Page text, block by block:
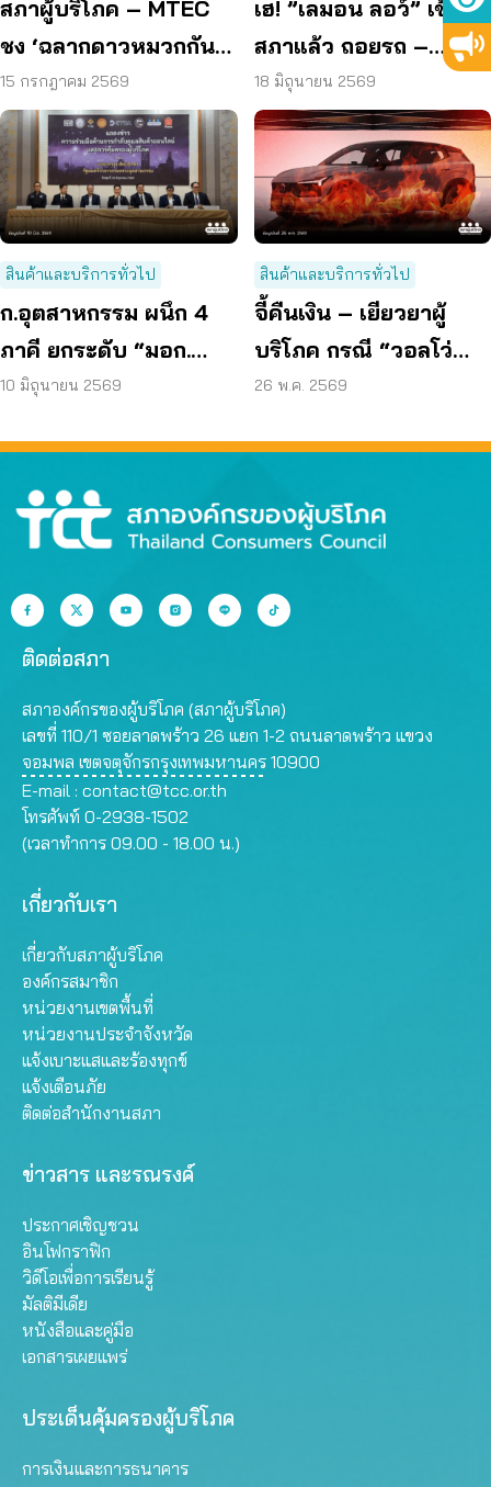
สภาผู้บริโภค – MTEC
ชง ‘ฉลากดาวหมวกกันน็
อก’ ยกระดับความ
ปลอดภัยผู้บริโภค
15 กรกฎาคม 2569
เฮ! ”เลมอน ลอว์” เข้า
สภาแล้ว ถอยรถ –
เครื่องไฟฟ้าใหม่พัง ได้
เปลี่ยน – คืนเงิน
18 มิถุนายน 2569
สินค้าและบริการทั่วไป
ก.อุตสาหกรรม ผนึก 4
ภาคี ยกระดับ “มอก.
Watch” สกัดสินค้า
10 มิถุนายน 2569
สินค้าและบริการทั่วไป
จี้คืนเงิน – เยียวยาผู้
บริโภค กรณี “วอลโว่
EX30” ส่งหนังสือถึง
26 พ.ค. 2569
ติดต่อสภา
สภาองค์กรของผู้บริโภค (สภาผู้บริโภค)
เลขที่ 110/1 ซอยลาดพร้าว 26 แยก 1-2 ถนนลาดพร้าว แขวง
จอมพล เขตจตุจักรกรุงเทพมหานคร 10900
E-mail : contact@tcc.or.th
โทรศัพท์ 0-2938-1502
(เวลาทำการ 09.00 - 18.00 น.)
เกี่ยวกับเรา
เกี่ยวกับสภาผู้บริโภค
องค์กรสมาชิก
หน่วยงานเขตพื้นที่
หน่วยงานประจำจังหวัด
แจ้งเบาะแสและร้องทุกข์
แจ้งเตือนภัย
ติดต่อสำนักงานสภา
ข่าวสาร และรณรงค์
ประกาศเชิญชวน
อินโฟกราฟิก
วิดีโอเพื่อการเรียนรู้
มัลติมีเดีย
หนังสือและคู่มือ
เอกสารเผยแพร่
ประเด็นคุ้มครองผู้บริโภค
การเงินและการธนาคาร